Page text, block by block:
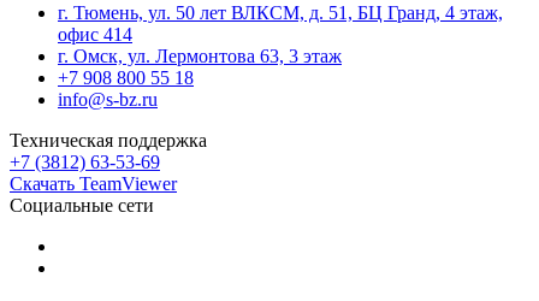
г. Тюмень, ул. 50 лет ВЛКСМ, д. 51, БЦ Гранд, 4 этаж,
офис 414
г. Омск, ул. Лермонтова 63, 3 этаж
+7 908 800 55 18
info@s-bz.ru
Техническая поддержка
+7 (3812) 63-53-69
Скачать TeamViewer
Социальные сети